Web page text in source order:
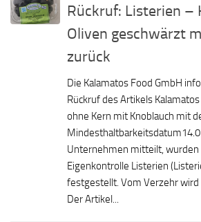
Rückruf: Listerien –
Oliven geschwärzt
zurück
Die Kalamatos Food GmbH
Rückruf des Artikels
ohne Kern mit Knoblauch mit
Unternehmen mitteilt, wurden
Eigenkontrolle Listerien
festgestellt. Vom Verzehr
Der Artikel...